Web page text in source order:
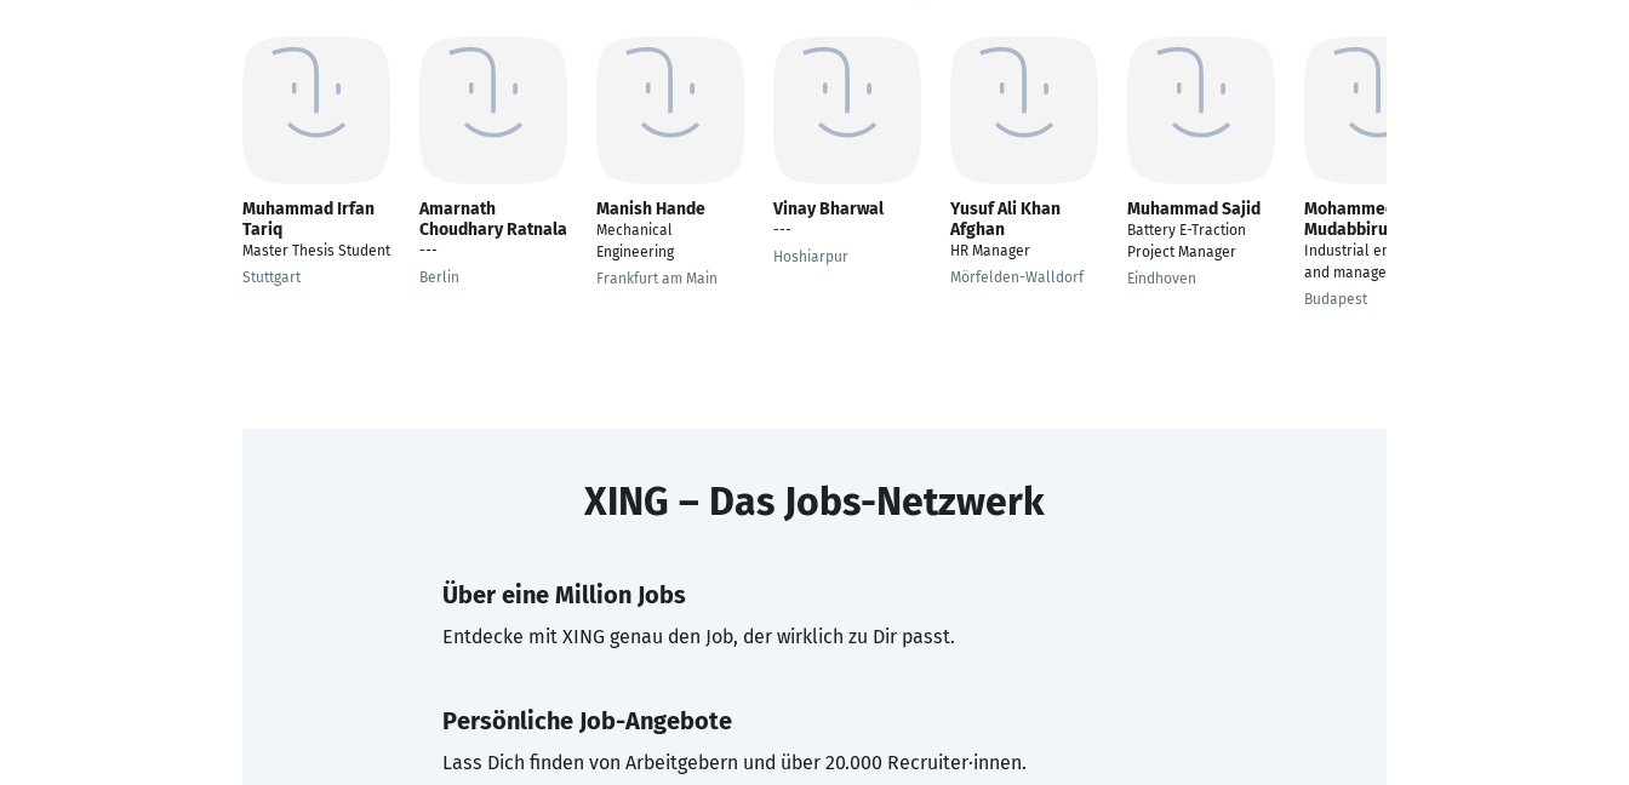
Muhammad Irfan
Tariq
Master Thesis Student
Stuttgart
Amarnath
Choudhary Ratnala
---
Berlin
Manish Hande
Mechanical
Engineering
Frankfurt am Main
Vinay Bharwal
---
Hoshiarpur
Yusuf Ali Khan
Afghan
HR Manager
Mörfelden-Walldorf
Muhammad Sajid
Battery E-Traction
Project Manager
Eindhoven
Mohammed
Mudabbiruddin
Industrial engineering
and management
Budapest
XING – Das Jobs-Netzwerk
Über eine Million Jobs
Entdecke mit XING genau den Job, der wirklich zu Dir passt.
Persönliche Job-Angebote
Lass Dich finden von Arbeitgebern und über 20.000 Recruiter·innen.